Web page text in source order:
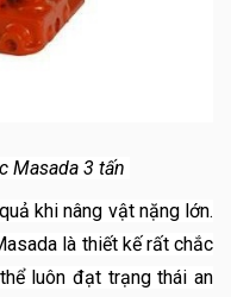
Masada 3 tấn
khi nâng vật nặng lớn.
là thiết kế rất chắc
luôn đạt trạng thái an